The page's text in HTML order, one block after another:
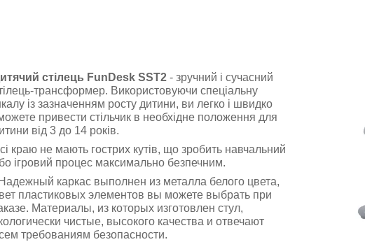
стілець FunDesk SST2 - зручний і сучасний
трансформер. Використовуючи спеціальну
із зазначенням росту дитини, ви легко і швидко
привести стільчик в необхідне положення для
від 3 до 14 років.
краю не мають гострих кутів, що зробить навчальний
ігровий процес максимально безпечним.
каркас выполнен из металла белого цвета,
пластиковых элементов вы можете выбрать при
Материалы, из которых изготовлен стул,
чистые, высокого качества и отвечают
требованиям безопасности.